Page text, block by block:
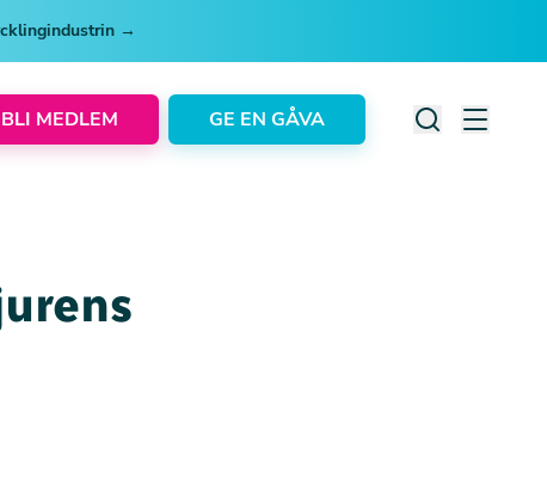
→
BLI MEDLEM GE EN GÅVA